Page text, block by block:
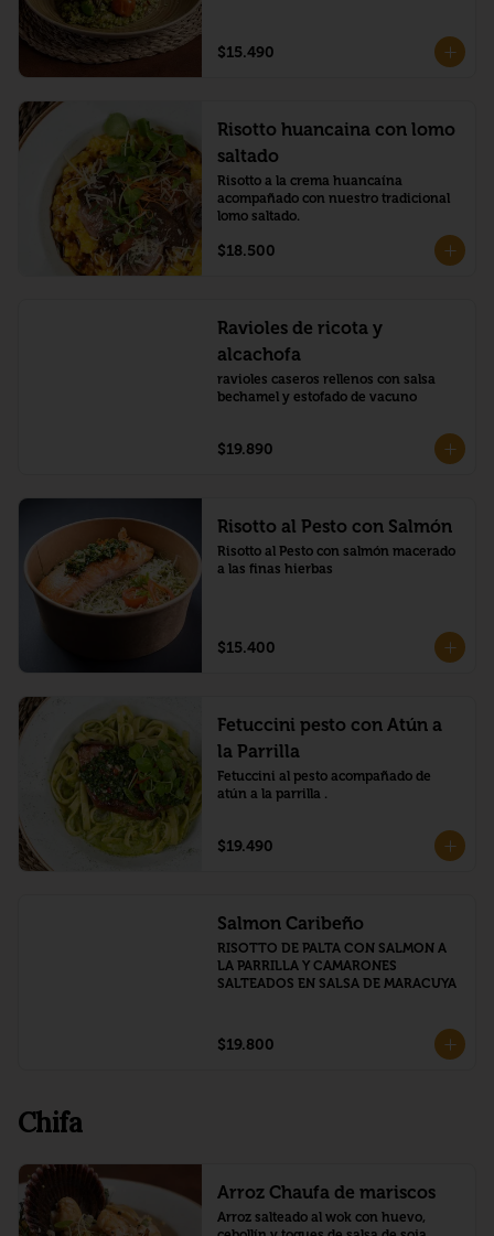
$15.490
Risotto huancaina con lomo
saltado
Risotto a la crema huancaína
acompañado con nuestro tradicional
lomo saltado.
$18.500
Ravioles de ricota y
alcachofa
ravioles caseros rellenos con salsa
bechamel y estofado de vacuno
$19.890
Risotto al Pesto con Salmón
Risotto al Pesto con salmón macerado
a las finas hierbas
$15.400
Fetuccini pesto con Atún a
la Parrilla
Fetuccini al pesto acompañado de
atún a la parrilla .
$19.490
Salmon Caribeño
RISOTTO DE PALTA CON SALMON A
LA PARRILLA Y CAMARONES
SALTEADOS EN SALSA DE MARACUYA
$19.800
Chifa
Arroz Chaufa de mariscos
Arroz salteado al wok con huevo,